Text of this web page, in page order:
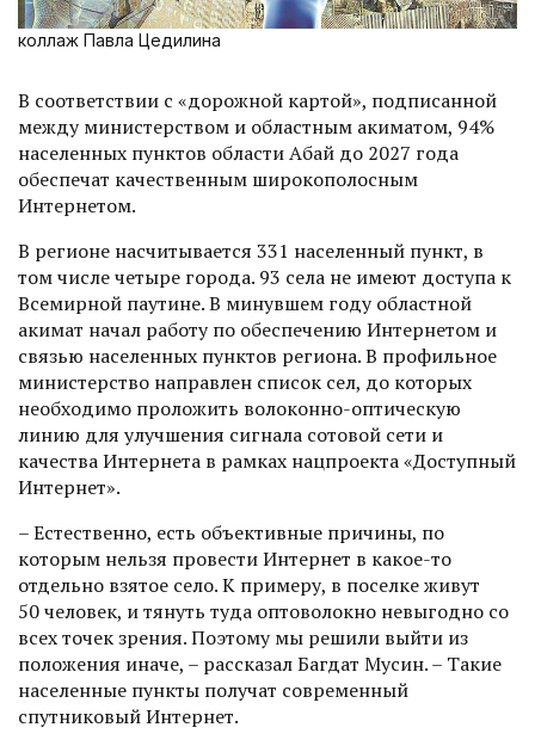
коллаж Павла Цедилина
В соответствии с «дорожной картой», подписанной
между министерством и областным акиматом, 94%
населенных пунктов области Абай до 2027 года
обеспечат качественным широкополосным
Интернетом.
В регионе насчитывается 331 населенный пункт, в
том числе четыре города. 93 села не имеют доступа к
Всемирной паутине. В минувшем году областной
акимат начал работу по обеспечению Интернетом и
связью населенных пунктов региона. В профильное
министерство направлен список сел, до которых
необходимо проложить волоконно-оптическую
линию для улучшения сигнала сотовой сети и
качества Интернета в рамках нацпроекта «Доступный
Интернет».
– Естественно, есть объективные причины, по
которым нельзя провес­ти Интернет в какое-то
отдельно взятое село. К примеру, в поселке живут
50 человек, и тянуть туда оптоволокно невыгодно со
всех точек зрения. Поэтому мы решили выйти из
положения иначе, – рассказал Багдат Мусин. – Такие
населенные пункты получат современный
спутниковый Интернет.